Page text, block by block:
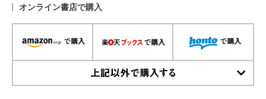
オンライン書店で購入